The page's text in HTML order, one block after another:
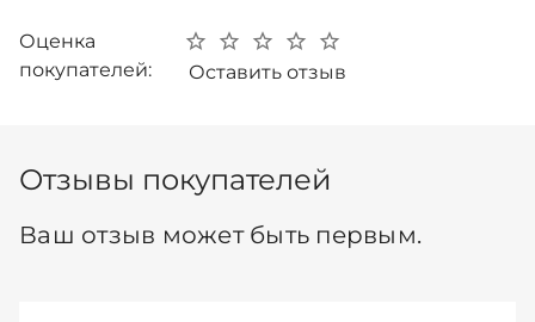
Оценка
покупателей:
Оставить отзыв
Отзывы покупателей
Ваш отзыв может быть первым.